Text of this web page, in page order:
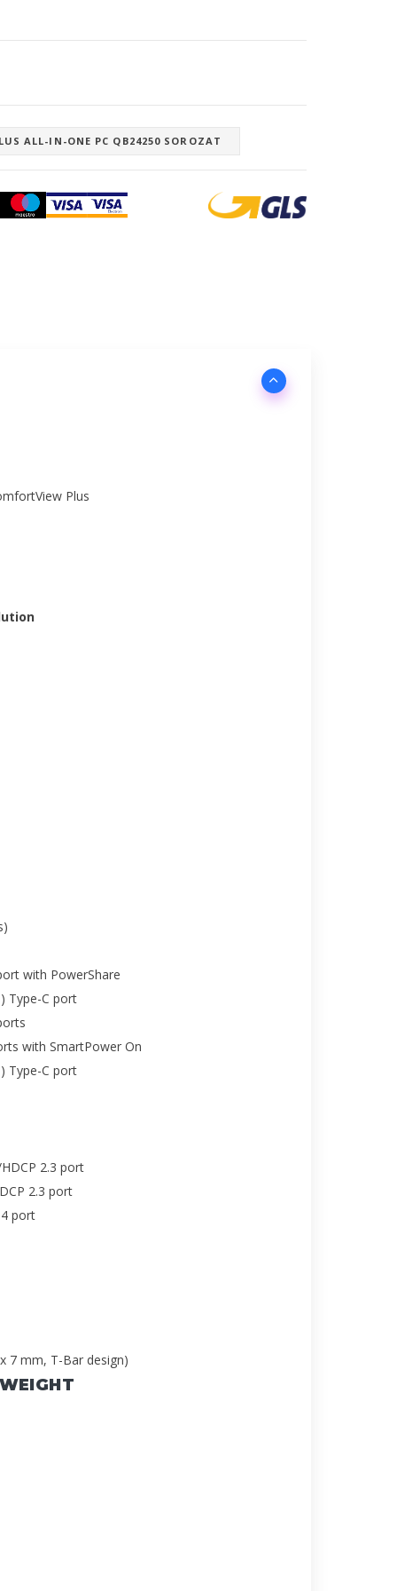
ALL-IN-ONE PC QB24250 SOROZAT
Plus
with PowerShare
Type-C port
with SmartPower On
Type-C port
2.3 port
2.3 port
port
7 mm, T-Bar design)